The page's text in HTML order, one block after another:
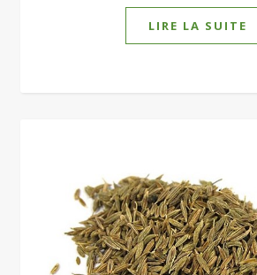
LIRE LA SUITE